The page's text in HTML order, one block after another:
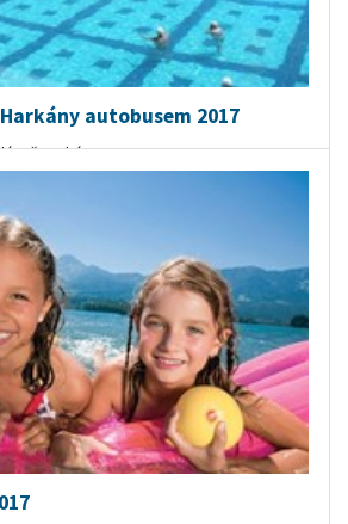
autobusem 2017
Harkány
hotely i apartmány
i
apartmány bez jídla
vlastní dopravu
orientační cena v Kč: